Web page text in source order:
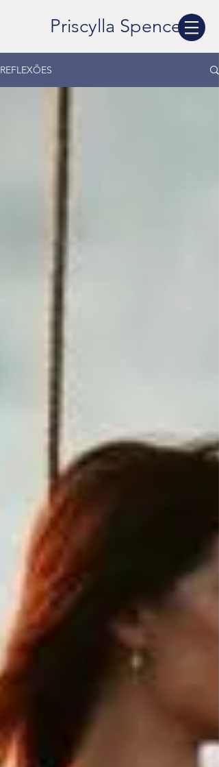
Priscylla Spencer
REFLEXÕES